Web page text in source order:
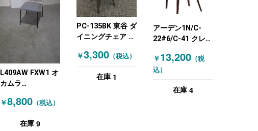
L409AW FXW1 オ
カムラ
テリア家具その他
オカムラ
￥8,800（税込）
在庫 9
PC-135BK 東谷 ダ
イニングチェア 木
ン） 木目（ブラウ
￥3,300（税込）
在庫 1
アーデン1N/C-
22#6/C-41 クレス
ブラック
￥13,200（税
込）
在庫 4